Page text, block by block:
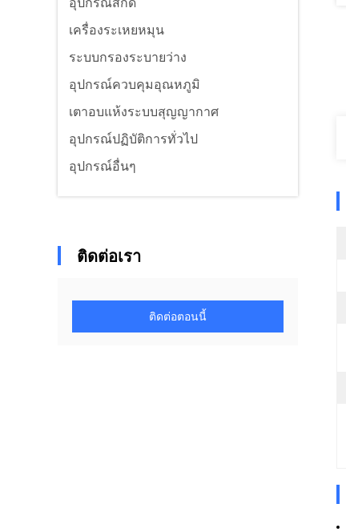
อุปกรณ์สกัด
เครื่องระเหยหมุน
ระบบกรองระบายว่าง
อุปกรณ์ควบคุมอุณหภูมิ
เตาอบแห้งระบบสุญญากาศ
อุปกรณ์ปฏิบัติการทั่วไป
อุปกรณ์อื่นๆ
ติดต่อเรา
ติดต่อตอนนี้